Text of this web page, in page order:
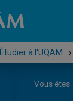
Étudier à l'UQAM ›
Vous êtes